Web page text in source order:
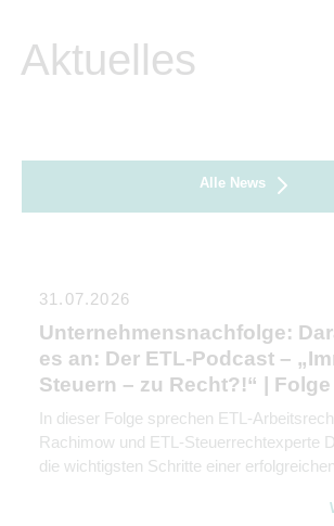
Aktuelles
Alle News
31.07.2026
Unternehmensnachfolge:
es an: Der ETL-Podcast –
Steuern – zu Recht?!“ | Folge
In dieser Folge sprechen ETL-
Rachimow und ETL-Steuerrechtexperte
die wichtigsten Schritte einer erfolgreichen
Kommunikation genauso wichtig ist wie